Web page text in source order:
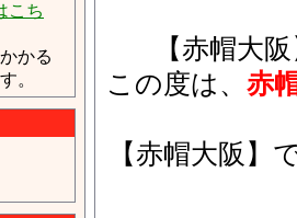
こち
かる
。
【赤帽大
この度は、 赤
【赤帽大阪】